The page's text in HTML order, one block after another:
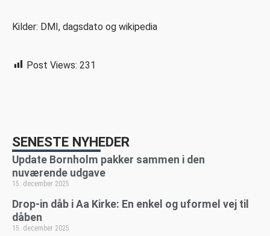
Kilder: DMI, dagsdato og wikipedia
Post Views: 231
SENESTE NYHEDER
Update Bornholm pakker sammen i den
nuværende udgave
15. december 2025
Drop-in dåb i Aa Kirke: En enkel og uformel vej til
dåben
15. december 2025